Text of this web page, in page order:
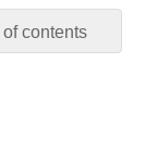
of contents